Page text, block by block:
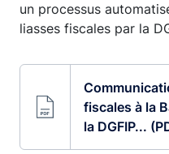
un processus
liasses fiscales par la
fiscales à la
la DGFIP...